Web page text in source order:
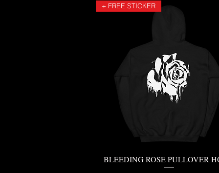
Snel overzicht
+ FREE STICKER
BLEEDING ROSE PULLOVER